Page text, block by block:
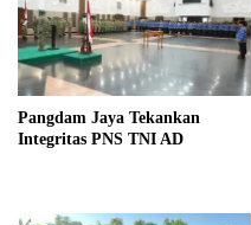
Pangdam Jaya Tekankan
Integritas PNS TNI AD